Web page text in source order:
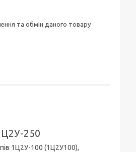
250
1Ц2У-100 (1Ц2У100),